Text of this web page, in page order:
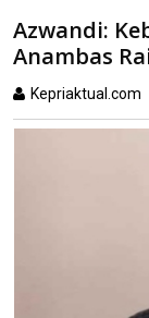
Azwandi:
Azwandi:
Anambas
Kepriaktual.com